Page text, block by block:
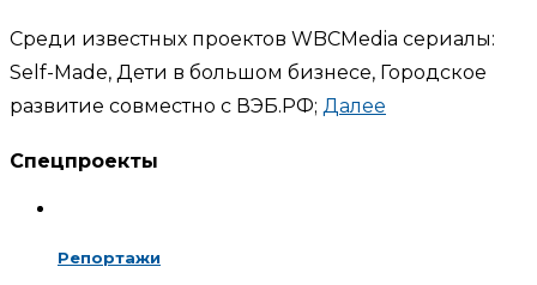
Среди известных проектов WBCMedia сериалы:
Self-Made, Дети в большом бизнесе, Городское
развитие совместно с ВЭБ.РФ; Далее
Спецпроекты
Репортажи